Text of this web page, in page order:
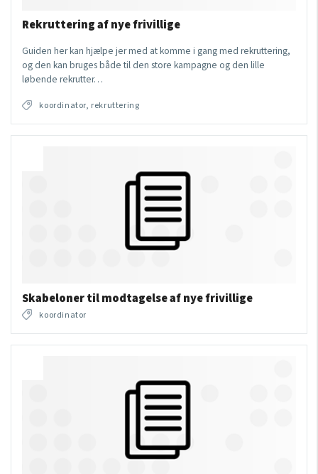
Rekruttering af nye frivillige
Guiden her kan hjælpe jer med at komme i gang med rekruttering,
og den kan bruges både til den store kampagne og den lille
løbende rekrutter…
koordinator, rekruttering
Skabeloner til modtagelse af nye frivillige
koordinator